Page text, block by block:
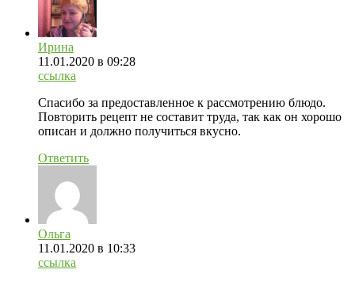
Ирина
11.01.2020 в 09:28
ссылка
Спасибо за предоставленное к рассмотрению блюдо.
Повторить рецепт не составит труда, так как он хорошо
описан и должно получиться вкусно.
Ответить
Ольга
11.01.2020 в 10:33
ссылка